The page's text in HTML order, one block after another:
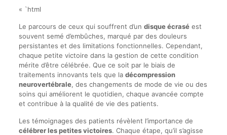
« `html
Le parcours de ceux qui souffrent d’un disque écraséest
souvent semé d’embûches, marqué par des douleurs
persistantes et des limitations fonctionnelles. Cependant,
chaque petite victoire dans la gestion de cette condition
mérite d’être célébrée. Que ce soit par le biais de
traitements innovants tels que la décompression
neurovertébrale, des changements de mode de vie ou des
soins qui améliorent le quotidien, chaque avancée compte
et contribue à la qualité de vie des patients.
Les témoignages des patients révèlent l’importance de
célébrer les petites victoires. Chaque étape, qu’il s’agisse